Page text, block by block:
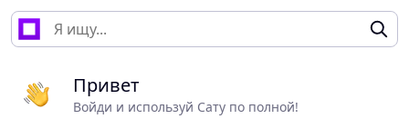
Привет
Войди и используй Сату по полной!